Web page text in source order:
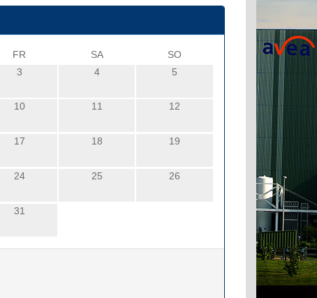
FR SA
SO
3 4 5
10 11 12
17 18 19
24 25 26
31